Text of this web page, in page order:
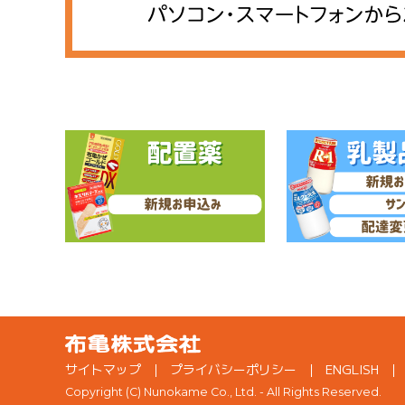
サイトマップ プライバシーポリシー ENGLISH
Copyright (C) Nunokame Co., Ltd. - All Rights Reserved.